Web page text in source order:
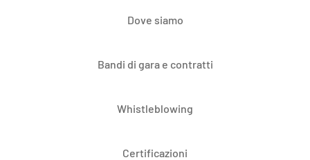
Dove siamo
Bandi di gara e contratti
Whistleblowing
Certificazioni